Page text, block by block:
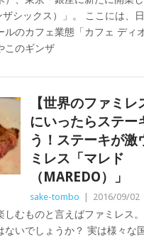
ザシックス）」。 ここには、
ルのカフェ業態「カフェ ディ
このギンザ
【世界のファミ
にいったらステー
う！ステーキが激
ミレス「マレド
（MAREDO）」
sake-tombo 2016/09/02
しむものと言えばファミレス
ないでしょうか？ 実は様々な